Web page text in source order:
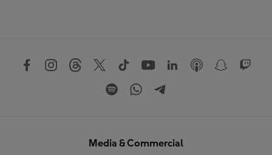
Media & Commercial